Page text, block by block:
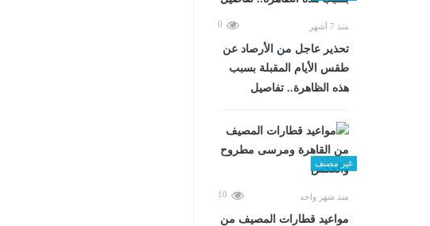
منذ 7 أشهر 0
تحذير عاجل من الأرصاد عن
طقس الأيام المقبلة بسبب
هذه الظاهرة.. تفاصيل
غير مصنف
منذ شهر واحد 10
مواعيد قطارات المصيف من